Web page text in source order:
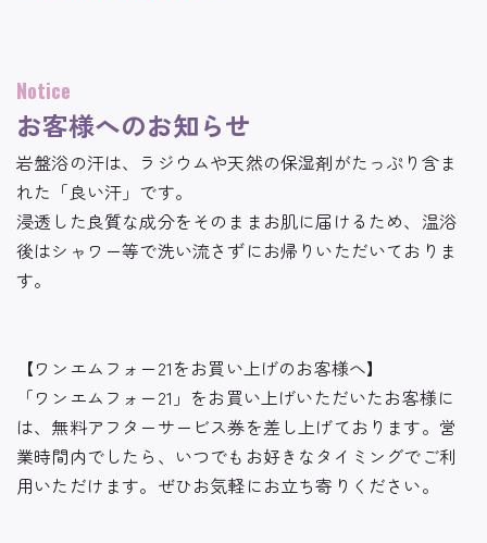
Notice
お客様へのお知らせ
岩盤浴の汗は、ラジウムや天然の保湿剤がたっぷり含ま
れた「良い汗」です。
浸透した良質な成分をそのままお肌に届けるため、温浴
後はシャワー等で洗い流さずにお帰りいただいておりま
す。
【ワンエムフォー21をお買い上げのお客様へ】
「ワンエムフォー21」をお買い上げいただいたお客様に
は、無料アフターサービス券を差し上げております。営
業時間内でしたら、いつでもお好きなタイミングでご利
用いただけます。ぜひお気軽にお立ち寄りください。